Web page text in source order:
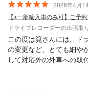
2026年4月
ドライブレコーダーの出張取
この度は筧さんには、ド
の変更など、とても細や
して対応外の外車への取
けてい頂き、また、ド